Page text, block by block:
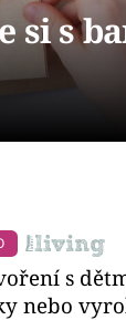
si s
s
nebo